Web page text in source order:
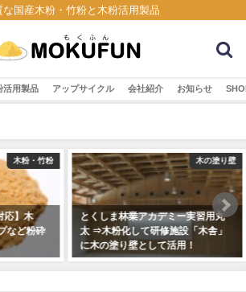
な国産木粉・竹粉と木粉活用製品
活用製品 アップサイクル 会社紹介 お知らせ
木の塗り壁
アカデミー実習用丸
て研修施設「木舎」
として活用！
森林認証材の加工 丸太
2021年8月15日